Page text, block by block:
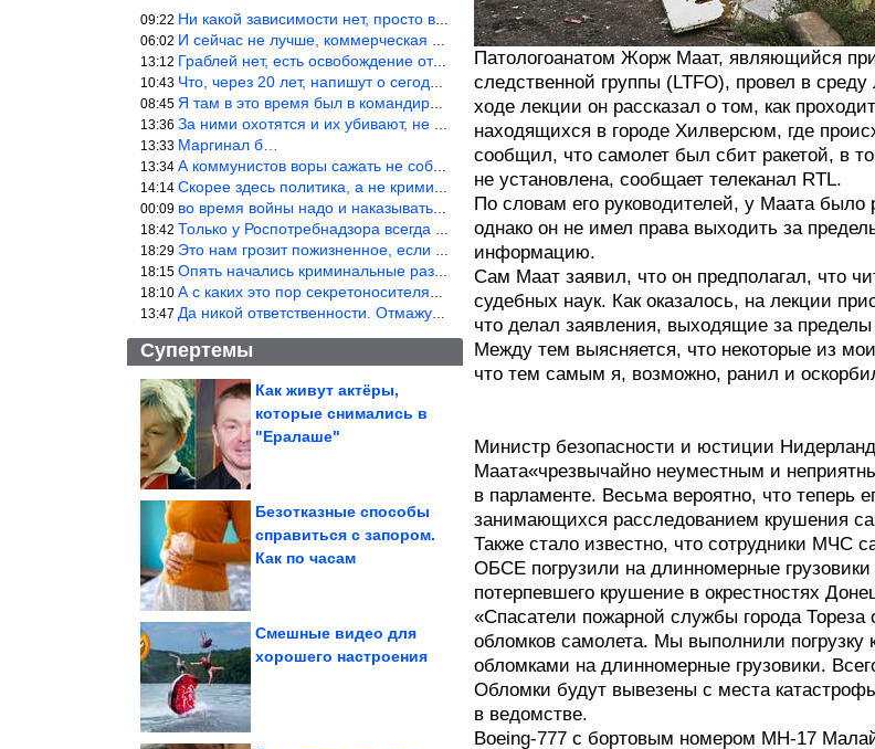
09:22 Ни какой зависимости нет, просто в стране развелось много ипанут
06:02 И сейчас не лучше, коммерческая война.
13:12 Граблей нет, есть освобождение от колониальной зависимости, это
10:43 Что, через 20 лет, напишут о сегодняшних событиях, о сегодняшней
08:45 Я там в это время был в командировке.Было, было…
13:36 За ними охотятся и их убивают, не ужели не понял?
13:33 Маргинал б…
13:34 А коммунистов воры сажать не собираются ???
14:14 Скорее здесь политика, а не криминал. Хотя эти два понятия начин
00:09 во время войны надо и наказывать по законам военного времени, а
18:42 Только у Роспотребнадзора всегда и все в порядке! Когда касается
18:29 Это нам грозит пожизненное, если только грозно посмотреть в их с
18:15 Опять начались криминальные разборки аля 90е!
18:10 А с каких это пор секретоносителям положена охрана? Это его зада
13:47 Да никой ответственности. Отмажутся.
Супертемы
Приколы в стиле «Когда
Как живут актёры,
которые снимались в
"Ералаше"
Безотказные способы
справиться с запором.
Как по часам
Смешные видео для
хорошего настроения
Патологоанатом Жорж Маат, являющийся
следственной группы (LTFO), провел в
ходе лекции он рассказал о том, как
находящихся в городе Хилверсюм, где
сообщил, что самолет был сбит ракетой, в
не установлена, сообщает телеканал RTL.
По словам его руководителей, у Маата
однако он не имел права выходить за
информацию.
Сам Маат заявил, что он предполагал, что
судебных наук. Как оказалось, на лекции
что делал заявления, выходящие за
Между тем выясняется, что некоторые из
что тем самым я, возможно, ранил и
Министр безопасности и юстиции
Маата«чрезвычайно неуместным и
в парламенте. Весьма вероятно, что теперь
занимающихся расследованием крушения
Также стало известно, что сотрудники МЧС
ОБСЕ погрузили на длинномерные
потерпевшего крушение в окрестностях
«Спасатели пожарной службы города
обломков самолета. Мы выполнили
обломками на длинномерные грузовики.
Обломки будут вывезены с места
в ведомстве.
Boeing-777 с бортовым номером MH-17